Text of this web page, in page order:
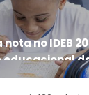
no IDEB
educacional
ensino